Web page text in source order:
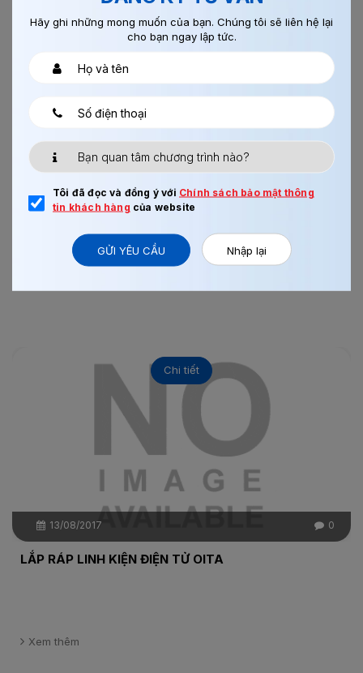
LẮP RÁP LINH KIỆN ĐIỆN TỬ NAGANO
Xem thêm
13/08/2017 0
Chi tiết
LẮP RÁP LINH KIỆN ĐIỆN TỬ OITA
Xem thêm
Hãy ghi những mong muốn của bạn. Chúng tôi sẽ liên hệ lại
cho bạn ngay lập tức.
Tôi đã đọc và đồng ý với Chính sách bảo mật thông
tin khách hàng của website
GỬI YÊU CẦU Nhập lại